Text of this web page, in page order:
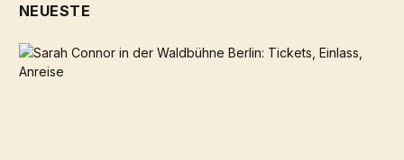
NEUESTE